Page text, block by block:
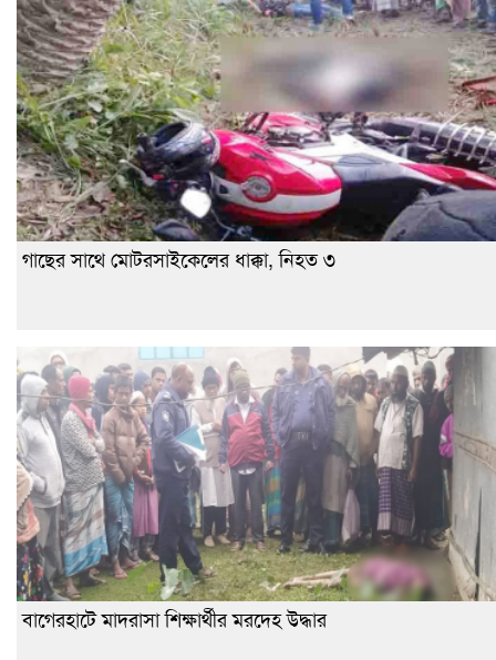
গাছের সাথে মোটরসাইকেলের ধাক্কা, নিহত ৩
বাগেরহাটে মাদরাসা শিক্ষার্থীর মরদেহ উদ্ধার